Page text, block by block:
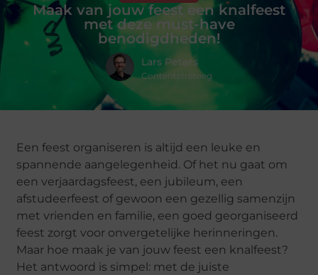
Maak van jouw feest een knalfeest
met deze must-have
benodigdheden!
Lars Peters
Contentstrateeg
Een feest organiseren is altijd een leuke en
spannende aangelegenheid. Of het nu gaat om
een verjaardagsfeest, een jubileum, een
afstudeerfeest of gewoon een gezellig samenzijn
met vrienden en familie, een goed georganiseerd
feest zorgt voor onvergetelijke herinneringen.
Maar hoe maak je van jouw feest een knalfeest?
Het antwoord is simpel: met de juiste